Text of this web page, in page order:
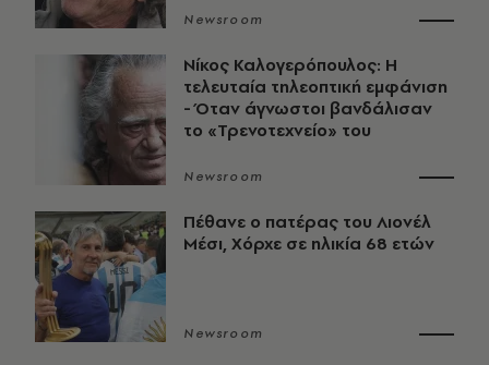
Newsroom
Νίκος Καλογερόπουλος: Η
τελευταία τηλεοπτική εμφάνιση
- Όταν άγνωστοι βανδάλισαν
το «Τρενοτεχνείο» του
Newsroom
Πέθανε ο πατέρας του Λιονέλ
Μέσι, Χόρχε σε ηλικία 68 ετών
Newsroom